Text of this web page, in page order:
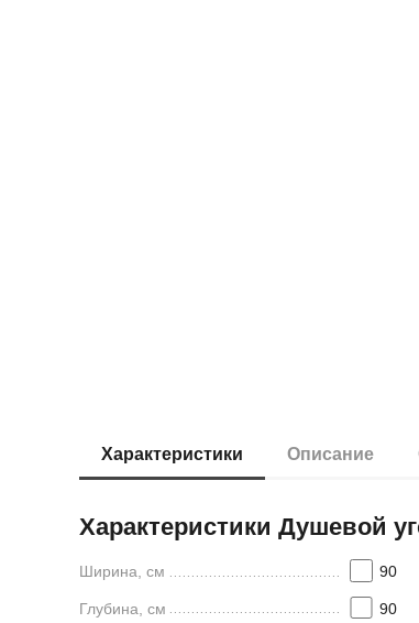
Характеристики Описание
Характеристики Душевой
Ширина, см 90
Глубина, см 90